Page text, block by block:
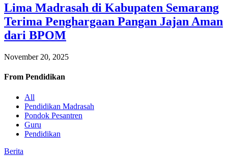
Lima Madrasah di Kabupaten Semarang
Terima Penghargaan Pangan Jajan Aman
dari BPOM
November 20, 2025
From Pendidikan
All
Pendidikan Madrasah
Pondok Pesantren
Guru
Pendidikan
Berita